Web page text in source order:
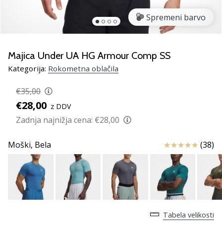
rokomentske
NITRO
SQD
5!
tehnične
novosti
in
ali
se
splača…
25. 11. 2024
Spremeni barvo
Majica Under UA HG Armour Comp SS
Kategorija: Rokometna oblačila
€35,00
€28,00 z DDV
Zadnja najnižja cena: €28,00
Moški, Bela Ocena izdelka
(38)
Tabela velikosti